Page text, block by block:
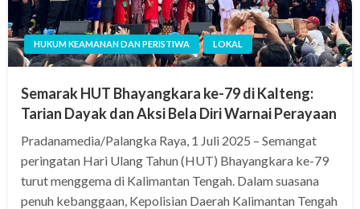
HUKUM KEAMANAN DAN PERISTIWA LOKAL
Semarak HUT Bhayangkara ke-79 di Kalteng:
Tarian Dayak dan Aksi Bela Diri Warnai Perayaan
Pradanamedia/Palangka Raya, 1 Juli 2025 – Semangat
peringatan Hari Ulang Tahun (HUT) Bhayangkara ke-79
turut menggema di Kalimantan Tengah. Dalam suasana
penuh kebanggaan, Kepolisian Daerah Kalimantan Tengah